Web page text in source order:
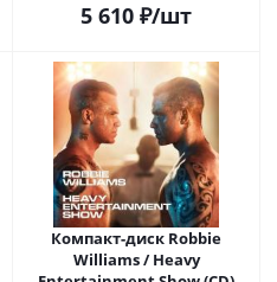
5 610 ₽/шт
Компакт-диск Robbie
Williams / Heavy